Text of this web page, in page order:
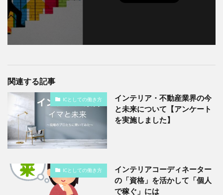
関連する記事
ICとしての働き方
インテリア・不動産業界の今
と未来について【アンケート
を実施しました】
ICとしての働き方
インテリアコーディネーター
の「資格」を活かして「個人
で稼ぐ」には